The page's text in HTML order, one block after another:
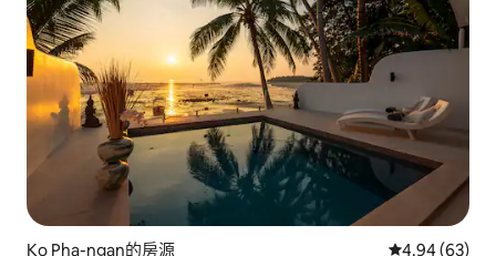
Ko Pha-ngan的房源 從 63 則評價
4.94 (63)